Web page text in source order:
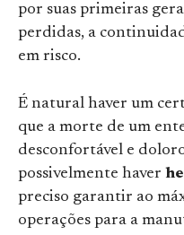
por suas primeiras
perdidas, a
em risco.
É natural haver um
que a morte de um
desconfortável e
possivelmente haver
preciso garantir ao
operações para a